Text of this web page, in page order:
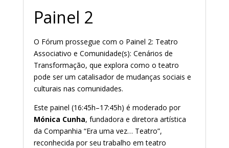
Painel 2
O Fórum prossegue com o Painel 2: Teatro
Associativo e Comunidade(s): Cenários de
Transformação, que explora como o teatro
pode ser um catalisador de mudanças sociais e
culturais nas comunidades.
Este painel (16:45h–17:45h) é moderado por
Mónica Cunha, fundadora e diretora artística
da Companhia “Era uma vez… Teatro”,
reconhecida por seu trabalho em teatro